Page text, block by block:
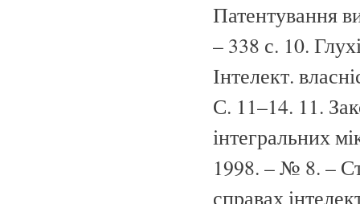
Патентування
– 338 с. 10.
Інтелект.
С. 11–14. 11.
інтегральних
1998. – № 8. –
справах